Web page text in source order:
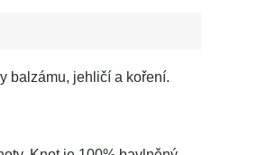
balzámu, jehličí a koření.